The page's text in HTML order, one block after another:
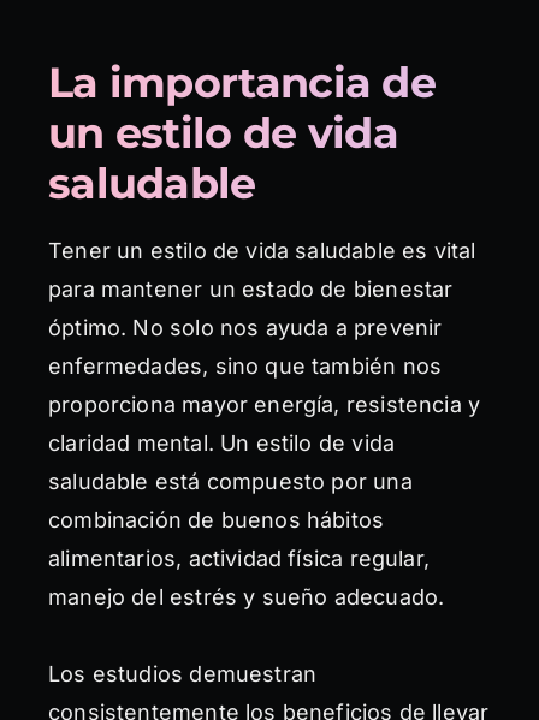
La importancia de
un estilo de vida
saludable
Tener un estilo de vida saludable es vital
para mantener un estado de bienestar
óptimo. No solo nos ayuda a prevenir
enfermedades, sino que también nos
proporciona mayor energía, resistencia y
claridad mental. Un estilo de vida
saludable está compuesto por una
combinación de buenos hábitos
alimentarios, actividad física regular,
manejo del estrés y sueño adecuado.
Los estudios demuestran
consistentemente los beneficios de llevar